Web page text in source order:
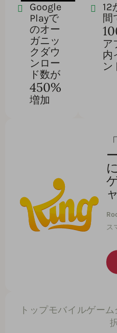
Google
Playで
のオー
ガニッ
クダウ
ンロー
ド数が
450%
増加
12
間
ア
内
ン
ス
トップモバイルゲーム